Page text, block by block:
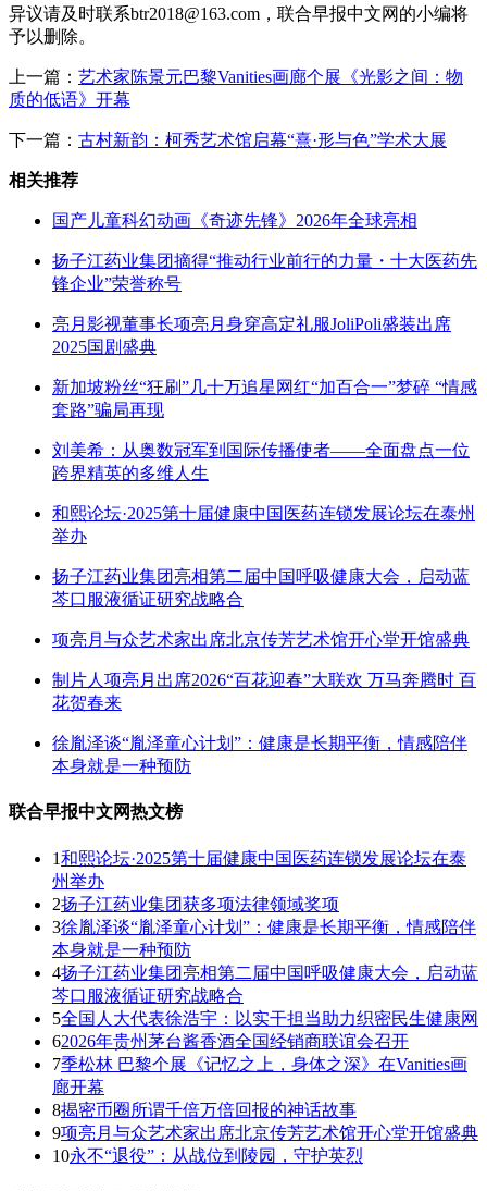
异议请及时联系btr2018@163.com，联合早报中文网的小编将
予以删除。
上一篇： 艺术家陈景元巴黎Vanities画廊个展《光影之间：物
质的低语》开幕
下一篇： 古村新韵：柯秀艺术馆启幕“熹·形与色”学术大展
相关推荐
国产儿童科幻动画《奇迹先锋》2026年全球亮相
扬子江药业集团摘得“推动行业前行的力量・十大医药先
锋企业”荣誉称号
亮月影视董事长项亮月身穿高定礼服JoliPoli盛装出席
2025国剧盛典
新加坡粉丝“狂刷”几十万追星网红“加百合一”梦碎 “情感
套路”骗局再现
刘美希：从奥数冠军到国际传播使者——全面盘点一位
跨界精英的多维人生
和熙论坛·2025第十届健康中国医药连锁发展论坛在泰州
举办
扬子江药业集团亮相第二届中国呼吸健康大会，启动蓝
芩口服液循证研究战略合
项亮月与众艺术家出席北京传芳艺术馆开心堂开馆盛典
制片人项亮月出席2026“百花迎春”大联欢 万马奔腾时 百
花贺春来
徐胤泽谈“胤泽童心计划”：健康是长期平衡，情感陪伴
本身就是一种预防
联合早报中文网热文榜
1和熙论坛·2025第十届健康中国医药连锁发展论坛在泰
州举办
2扬子江药业集团获多项法律领域奖项
3徐胤泽谈“胤泽童心计划”：健康是长期平衡，情感陪伴
本身就是一种预防
4扬子江药业集团亮相第二届中国呼吸健康大会，启动蓝
芩口服液循证研究战略合
5全国人大代表徐浩宇：以实干担当助力织密民生健康网
62026年贵州茅台酱香酒全国经销商联谊会召开
7季松林 巴黎个展《记忆之上，身体之深》在Vanities画
廊开幕
8揭密币圈所谓千倍万倍回报的神话故事
9项亮月与众艺术家出席北京传芳艺术馆开心堂开馆盛典
10永不“退役”：从战位到陵园，守护英烈